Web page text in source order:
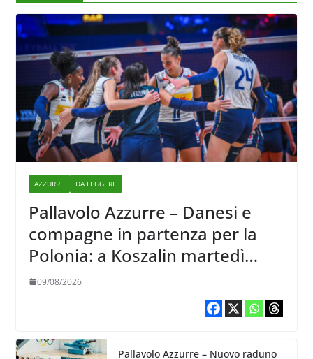
AZZURRE DA LEGGERE
Pallavolo Azzurre – Danesi e
compagne in partenza per la
Polonia: a Koszalin martedì
giocano contro la Francia
09/08/2026
Pallavolo Azzurre – Nuovo raduno